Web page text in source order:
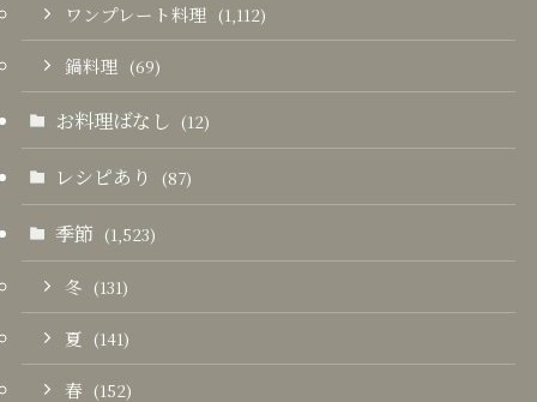
ワンプレート料理 (1,112)
鍋料理 (69)
お料理ばなし (12)
レシピあり (87)
季節 (1,523)
冬 (131)
夏 (141)
春 (152)